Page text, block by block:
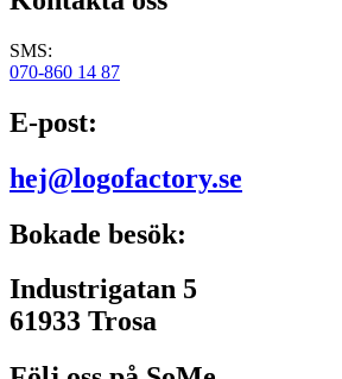
SMS:
070-860 14 87
E-post:
hej@logofactory.se
Bokade besök:
Industrigatan 5
61933 Trosa